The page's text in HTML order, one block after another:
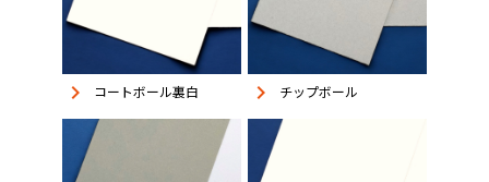
keyboard_arrow_right コートボール裏白 keyboard_arrow_right チップボール